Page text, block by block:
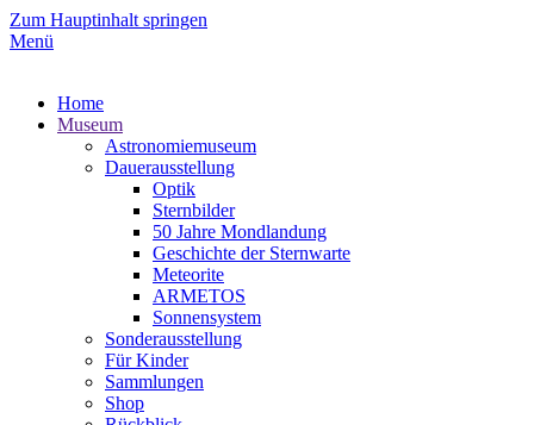
Zum Hauptinhalt springen
Menü
Home
Museum
Astronomiemuseum
Dauerausstellung
Optik
Sternbilder
50 Jahre Mondlandung
Geschichte der Sternwarte
Meteorite
ARMETOS
Sonnensystem
Sonderausstellung
Für Kinder
Sammlungen
Shop